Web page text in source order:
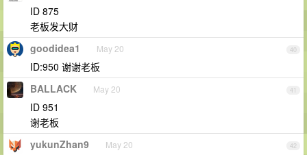
ID 875
老板发大财
40
goodidea1 May 20
ID:950 谢谢老板
41
BALLACK May 20
ID 951
谢老板
42
yukunZhan9 May 20